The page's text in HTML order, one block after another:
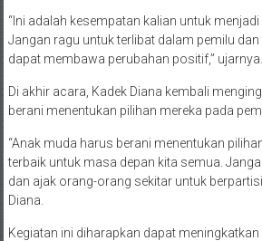
“Ini adalah kesempatan kalian untuk
Jangan ragu untuk terlibat dalam pemilu
dapat membawa perubahan positif,” ujarnya.
Di akhir acara, Kadek Diana kembali
berani menentukan pilihan mereka pada
“Anak muda harus berani menentukan
terbaik untuk masa depan kita semua.
dan ajak orang-orang sekitar untuk
Diana.
Kegiatan ini diharapkan dapat